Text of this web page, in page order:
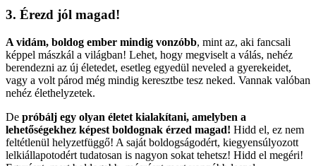
3. Érezd jól magad!
A vidám, boldog ember mindig vonzóbb, mint az, aki fancsali
képpel mászkál a világban! Lehet, hogy megviselt a válás, nehéz
berendezni az új életedet, esetleg egyedül neveled a gyerekeidet,
vagy a volt párod még mindig keresztbe tesz neked. Vannak valóban
nehéz élethelyzetek.
De próbálj egy olyan életet kialakítani, amelyben a
lehetőségekhez képest boldognak érzed magad! Hidd el, ez nem
feltétlenül helyzetfüggő! A saját boldogságodért, kiegyensúlyozott
lelkiállapotodért tudatosan is nagyon sokat tehetsz! Hidd el megéri!